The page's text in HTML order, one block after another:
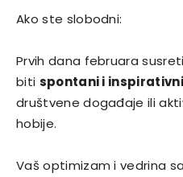
Ako ste slobodni:
Prvih dana februara
biti spontani i inspirativni
društvene događaje ili
hobije.
Vaš optimizam i vedrina